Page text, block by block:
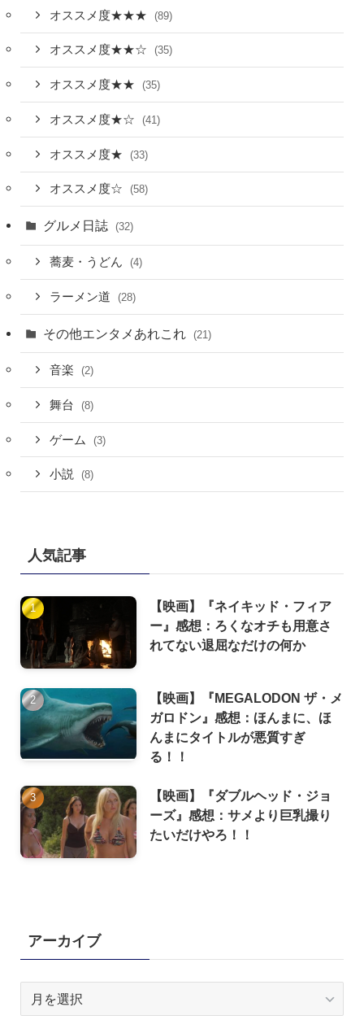
オススメ度★★★ (89)
オススメ度★★☆ (35)
オススメ度★★ (35)
オススメ度★☆ (41)
オススメ度★ (33)
オススメ度☆ (58)
グルメ日誌 (32)
蕎麦・うどん (4)
ラーメン道 (28)
その他エンタメあれこれ (21)
音楽 (2)
舞台 (8)
ゲーム (3)
小説 (8)
人気記事
【映画】『ネイキッド・フィア
ー』感想：ろくなオチも用意さ
れてない退屈なだけの何か
【映画】『MEGALODON ザ・メ
ガロドン』感想：ほんまに、ほ
んまにタイトルが悪質すぎ
る！！
【映画】『ダブルヘッド・ジョ
ーズ』感想：サメより巨乳撮り
たいだけやろ！！
アーカイブ